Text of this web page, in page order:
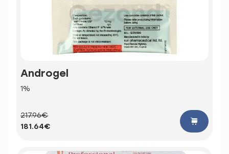
Androgel
1%
217.96€
181.64€